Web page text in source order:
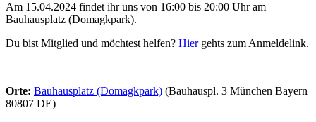
Am 15.04.2024 findet ihr uns von 16:00 bis 20:00 Uhr am
Bauhausplatz (Domagkpark).
Du bist Mitglied und möchtest helfen? Hiergehts zum Anmeldelink.
Orte: Bauhausplatz (Domagkpark) (Bauhauspl. 3 München Bayern
80807 DE)